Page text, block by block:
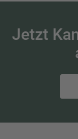
Jetzt